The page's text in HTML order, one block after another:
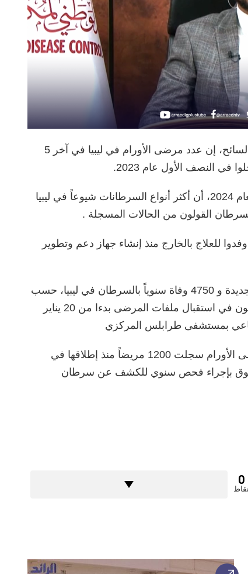
قال مدير الهيئة الوطنية لمكافحة السرطان حيدر السائح، إن عدد مرضى الأورام في ليبيا في آخر 5
وأضاف السائح، خلال اجتماع لعرض خطة الهيئة لعام 2024، أن أكثر أنواع السرطانات شيوعاً في ليبيا
مريض بالأورام أوفدوا للعلاج بالخارج منذ إنشاء جهاز دعم وتطوير
وبيّن السائح أن هناك 17,531 مصابا و7661 حالة جديدة و 4750 وفاة سنوياً بالسرطان في ليبيا، حسب
منظمة الصحة العالمية. وأكد السائح أنهم سيشرعون في استقبال ملفات المرضى بدءا من 20 يناير
. وقال السائح إن المنظومة الوطنية لتسجيل مرضى الأورام سجلت 1200 مريضاً منذ إطلاقها في
من هم في الـ50 عاما فما فوق بإجراء فحص سنوي للكشف عن سرطان
0
نقاط